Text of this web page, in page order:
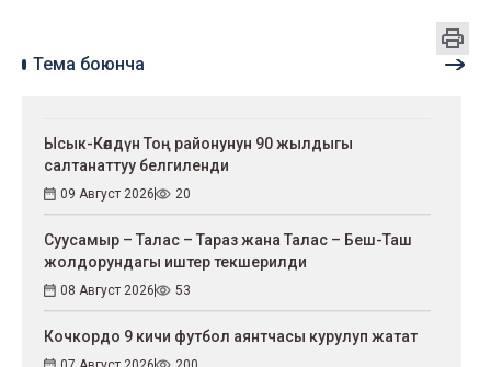
Тема боюнча
Ысык-Көлдүн Тоң районунун 90 жылдыгы
салтанаттуу белгиленди
09 Август 2026 20
Суусамыр – Талас – Тараз жана Талас – Беш-Таш
жолдорундагы иштер текшерилди
08 Август 2026 53
Кочкордо 9 кичи футбол аянтчасы курулуп жатат